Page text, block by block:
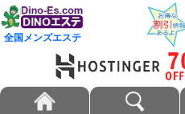
全国メンズエステ